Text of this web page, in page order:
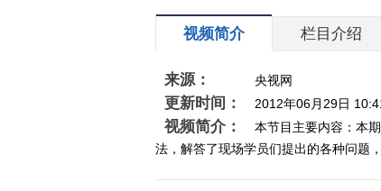
视频简介 栏目介绍
来源： 央视网
更新时间： 2012年06月29日
视频简介：
本节目主要内容：本
法，解答了现场学员们提出的各种问题